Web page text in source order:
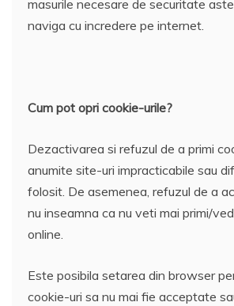
masurile necesare de securitate
naviga cu incredere pe internet.
Cum pot opri cookie-urile?
Dezactivarea si refuzul de a primi
anumite site-uri impracticabile sau
folosit. De asemenea, refuzul de a
nu inseamna ca nu veti mai primi/
online.
Este posibila setarea din browser
cookie-uri sa nu mai fie acceptate